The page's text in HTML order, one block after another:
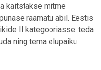
kaitstakse mitme
raamatu abil. Eestis
II kategooriasse: teda
ning tema elupaiku